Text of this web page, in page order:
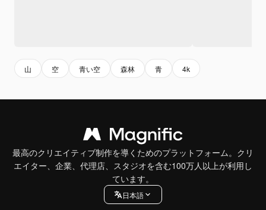
山 空 青い空 森林 青 4k
最高のクリエイティブ制作を導くためのプラットフォーム。クリ
エイター、企業、代理店、スタジオを含む100万人以上が利用し
ています。
日本語